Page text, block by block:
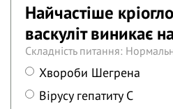
Найчастіше
васкуліт виникає
Складність питання:
Хвороби Шегрена
Вірусу гепатиту С